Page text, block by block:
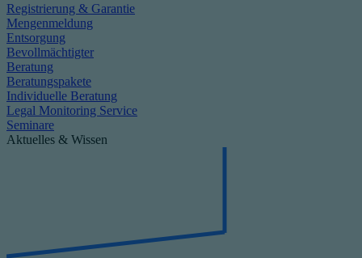
Registrierung & Garantie
Mengenmeldung
Entsorgung
Bevollmächtigter
Beratung
Beratungspakete
Individuelle Beratung
Legal Monitoring Service
Seminare
Aktuelles & Wissen